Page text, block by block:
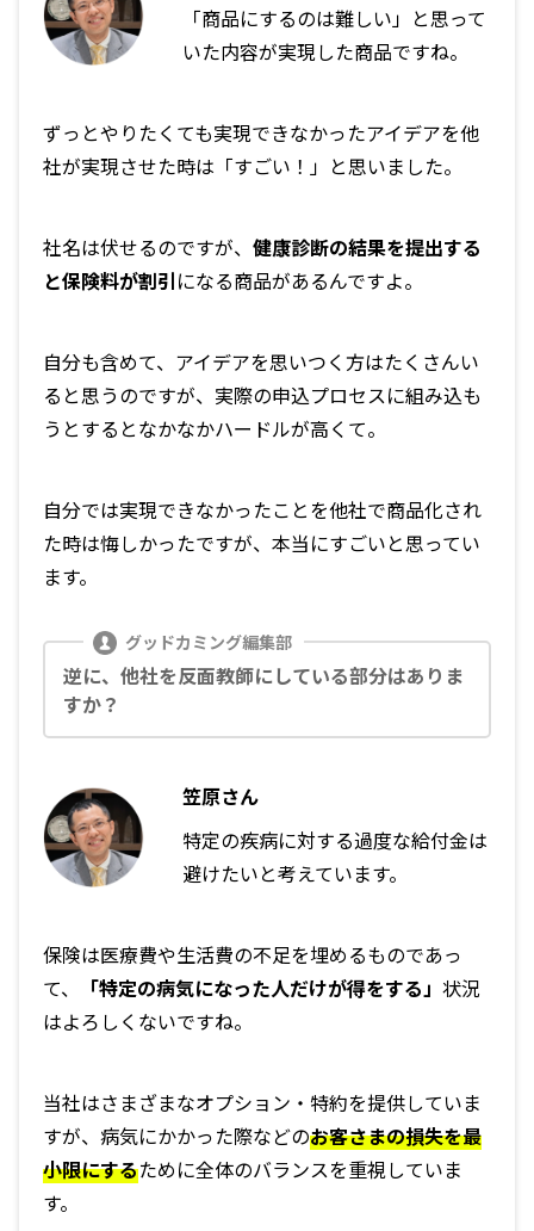
「商品にするのは難しい」と思って
いた内容が実現した商品ですね。
ずっとやりたくても実現できなかったアイデアを他
社が実現させた時は「すごい！」と思いました。
社名は伏せるのですが、 健康診断の結果を提出する
と保険料が割引になる商品があるんですよ。
自分も含めて、アイデアを思いつく方はたくさんい
ると思うのですが、実際の申込プロセスに組み込も
うとするとなかなかハードルが高くて。
自分では実現できなかったことを他社で商品化され
た時は悔しかったですが、本当にすごいと思ってい
ます。
逆に、他社を反面教師にしている部分はありま
すか？
笠原さん
特定の疾病に対する過度な給付金は
避けたいと考えています。
保険は医療費や生活費の不足を埋めるものであっ
て、
「特定の病気になった人だけが得をする」 状況
はよろしくないですね。
当社はさまざまなオプション・特約を提供していま
すが、病気にかかった際などのお客さまの損失を最
小限にするために全体のバランスを重視していま
す。